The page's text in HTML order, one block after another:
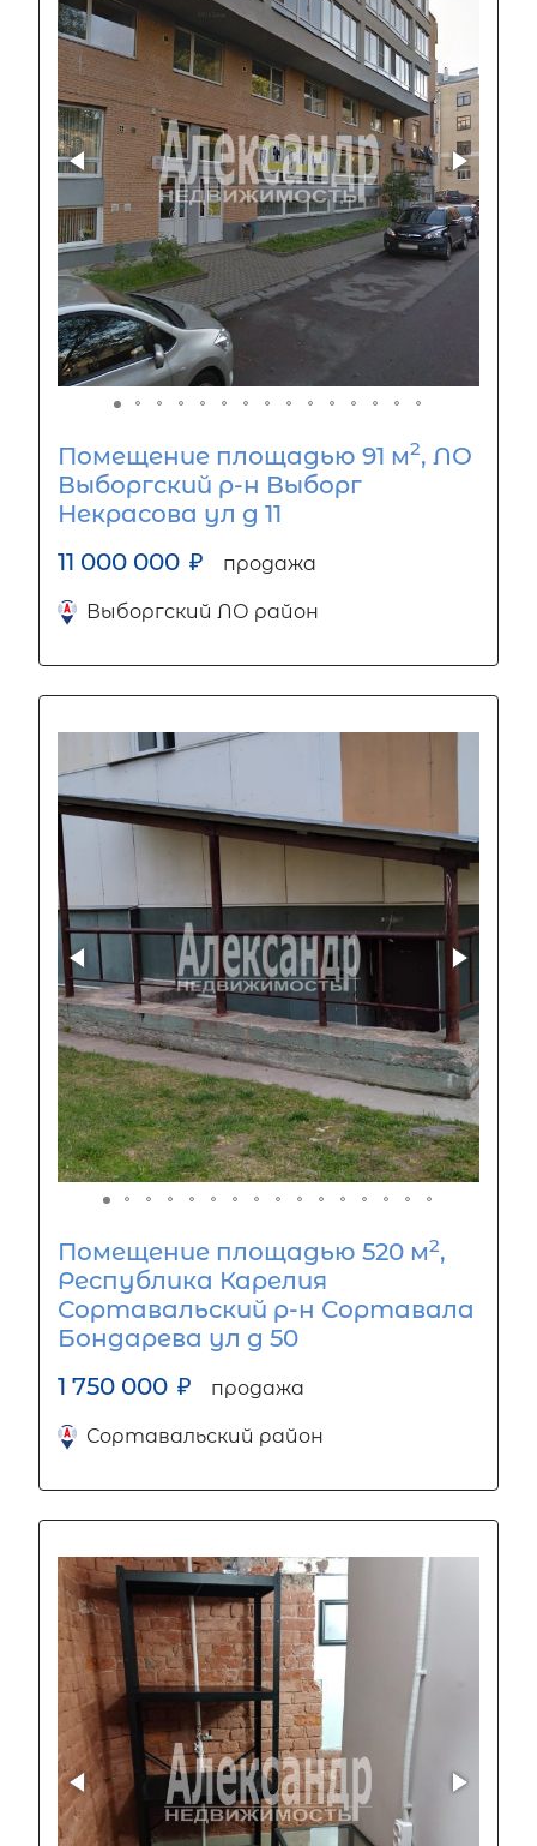
Помещение площадью 91 м2, ЛО
Выборгский р-н Выборг
Некрасова ул д 11
11 000 000 ₽ продажа
Выборгский ЛО район
Помещение площадью 520 м2,
Республика Карелия
Сортавальский р-н Сортавала
Бондарева ул д 50
1 750 000 ₽ продажа
Сортавальский район